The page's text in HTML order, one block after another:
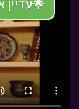
🌟עדיין